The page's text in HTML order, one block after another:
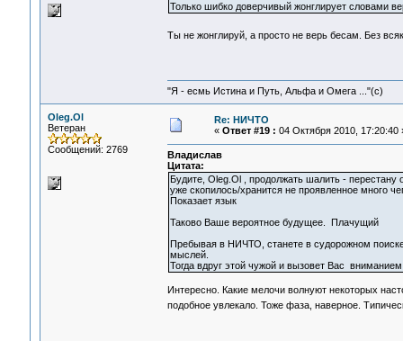
Только шибко доверчивый жонглирует словами
Ты не жонглируй, а просто не верь бесам. Без
"Я - есмь Истина и Путь, Альфа и Омега ..."(с)
Oleg.Ol
Ветеран
Сообщений: 2769
Re: НИЧТО
« Ответ #19 : 04 Октября 2010, 17:20:40
Владислав
Цитата:
Будите, Oleg.Ol , продолжать шалить -
уже скопилось/хранится не проявленное много
Показает язык
Таково Ваше вероятное будущее. Плачущий
Пребывая в НИЧТО, станете в судорожном
мыслей.
Тогда вдруг этой чужой и вызовет Вас
Интересно. Какие мелочи волнуют некоторых
подобное увлекало. Тоже фаза, наверное.